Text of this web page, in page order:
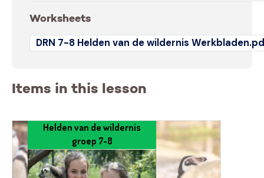
Worksheets
DRN 7-8 Helden van de wildernis
Items in this lesson
Helden van de wildernis
groep 7-8